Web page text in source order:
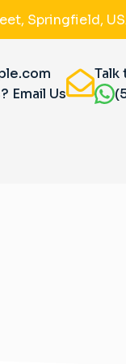
Springfield,
Email Us
Talk